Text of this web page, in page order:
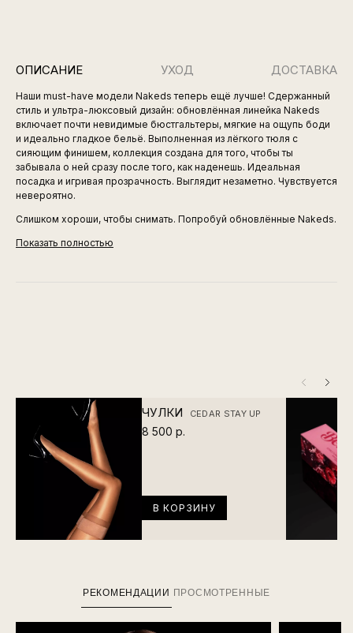
ОПИСАНИЕ УХОД ДОСТАВКА
Наши must-have модели Nakeds теперь ещё лучше! Сдержанный
стиль и ультра-люксовый дизайн: обновлённая линейка Nakeds
включает почти невидимые бюстгальтеры, мягкие на ощупь боди
и идеально гладкое бельё. Выполненная из лёгкого тюля с
сияющим финишем, коллекция создана для того, чтобы ты
забывала о ней сразу после того, как наденешь. Идеальная
посадка и игривая прозрачность. Выглядит незаметно. Чувствуется
невероятно.
Слишком хороши, чтобы снимать. Попробуй обновлённые Nakeds.
Показать полностью
ЧУЛКИ CEDAR STAY UP
8 500 р.
В КОРЗИНУ
РЕКОМЕНДАЦИИ ПРОСМОТРЕННЫЕ